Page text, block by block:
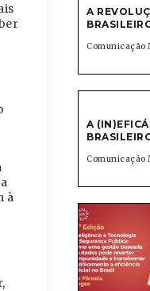
à
A
Comunicação
A
Comunicação